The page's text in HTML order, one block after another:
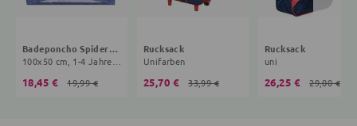
Badeponcho Spiderman
100x50 cm, 1-4 Jahre, blau
18,45 € 19,99 €
Rucksack
Unifarben
25,70 € 33,99 €
Rucksack
uni
26,25 € 29,00 €